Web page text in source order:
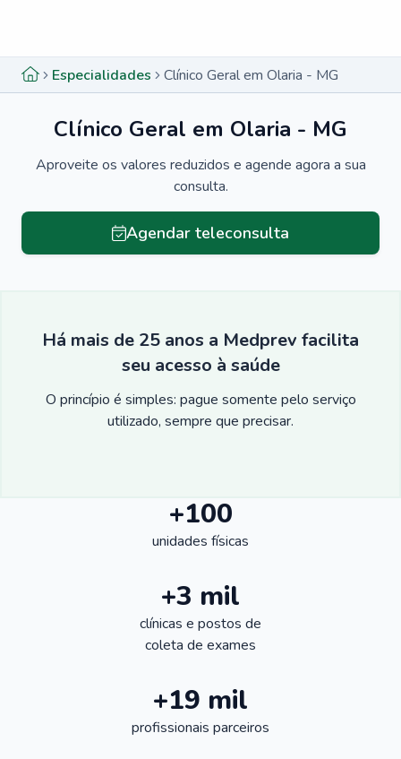
Especialidades Clínico Geral em Olaria - MG
Clínico Geral em Olaria - MG
Aproveite os valores reduzidos e agende agora a sua
consulta.
Agendar teleconsulta
Há mais de 25 anos a Medprev facilita
seu acesso à saúde
O princípio é simples: pague somente pelo serviço
utilizado, sempre que precisar.
+100
unidades físicas
+3 mil
clínicas e postos de
coleta de exames
+19 mil
profissionais parceiros